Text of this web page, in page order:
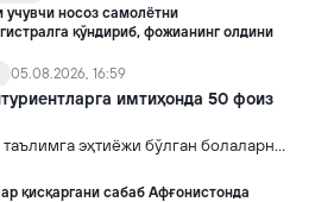
учувчи носоз самолётни
қўндириб, фожианинг олдини
05.08.2026, 16:59
имтиҳонда 50 фоиз
эҳтиёжи бўлган болаларни
билан қамраб олиш тизимини
қўшимча чора-тадбирлар
қисқаргани сабаб Афғонистонда